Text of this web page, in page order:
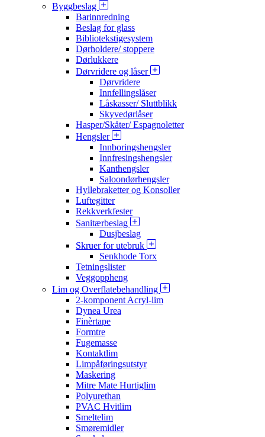
Byggbeslag
Barinnredning
Beslag for glass
Bibliotekstigesystem
Dørholdere/ stoppere
Dørlukkere
Dørvridere og låser
Dørvridere
Innfellingslåser
Låskasser/ Sluttblikk
Skyvedørlåser
Hasper/Skåter/ Espagnoletter
Hengsler
Innboringshengsler
Innfresingshengsler
Kanthengsler
Saloondørhengsler
Hyllebraketter og Konsoller
Luftegitter
Rekkverkfester
Sanitærbeslag
Dusjbeslag
Skruer for utebruk
Senkhode Torx
Tetningslister
Veggoppheng
Lim og Overflatebehandling
2-komponent Acryl-lim
Dynea Urea
Finèrtape
Formtre
Fugemasse
Kontaktlim
Limpåføringsutstyr
Maskering
Mitre Mate Hurtiglim
Polyurethan
PVAC Hvitlim
Smeltelim
Smøremidler